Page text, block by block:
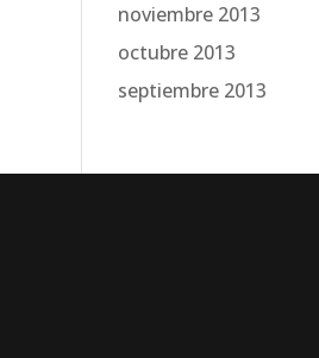
noviembre 2013
octubre 2013
septiembre 2013